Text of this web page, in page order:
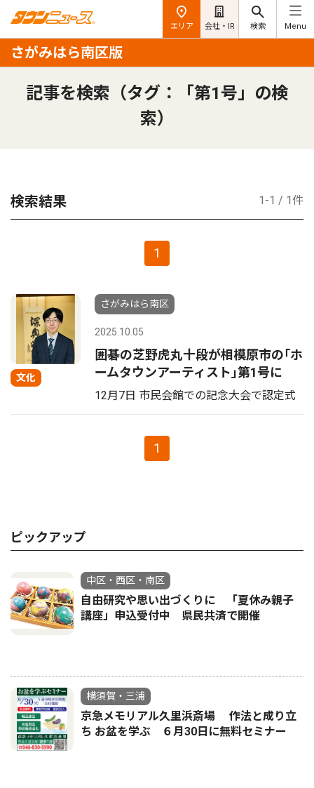
エリア 会社・IR 検索 Menu
さがみはら南区版
記事を検索（タグ：「第1号」の検
索）
検索結果 1-1 / 1件
1
文化
さがみはら南区
2025.10.05
囲碁の芝野虎丸十段が相模原市の｢ホ
ームタウンアーティスト｣第1号に
12月7日 市民会館での記念大会で認定式
1
ピックアップ
中区・西区・南区
自由研究や思い出づくりに 「夏休み親子
講座」申込受付中 県民共済で開催
横須賀・三浦
京急メモリアル久里浜斎場 作法と成り立
ち お盆を学ぶ ６月30日に無料セミナー